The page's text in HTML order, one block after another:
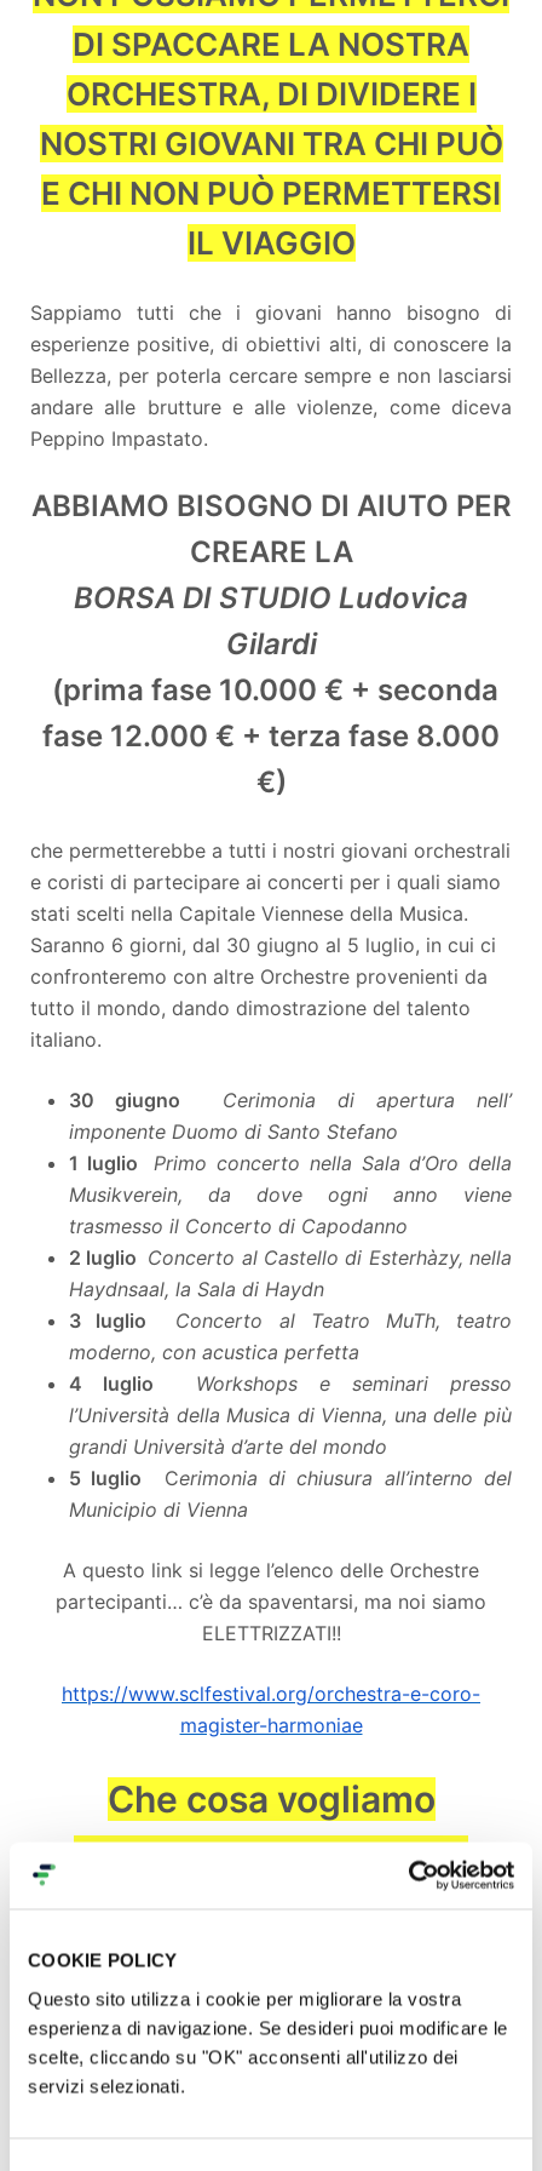
COOKIE POLICY
Questo sito utilizza i cookie per migliorare la vostra
esperienza di navigazione. Se desideri puoi modificare le
scelte, cliccando su "OK" acconsenti all'utilizzo dei
servizi selezionati.
DI SPACCARE LA NOSTRA
ORCHESTRA, DI DIVIDERE I
NOSTRI GIOVANI TRA CHI PUÒ
E CHI NON PUÒ PERMETTERSI
IL VIAGGIO
Sappiamo tutti che i giovani hanno bisogno di
esperienze positive, di obiettivi alti, di conoscere la
Bellezza, per poterla cercare sempre e non lasciarsi
andare alle brutture e alle violenze, come diceva
Peppino Impastato.
ABBIAMO BISOGNO DI AIUTO PER
CREARE LA
BORSA DI STUDIO Ludovica
Gilardi
(prima fase 10.000 € + seconda
fase 12.000 € + terza fase 8.000
€)
che permetterebbe a tutti i nostri giovani orchestrali
e coristi di partecipare ai concerti per i quali siamo
stati scelti nella Capitale Viennese della Musica.
Saranno 6 giorni, dal 30 giugno al 5 luglio, in cui ci
confronteremo con altre Orchestre provenienti da
tutto il mondo, dando dimostrazione del talento
italiano.
30 giugno Cerimonia di apertura nell’
imponente Duomo di Santo Stefano
1 luglio Primo concerto nella Sala d’Oro della
Musikverein, da dove ogni anno viene
trasmesso il Concerto di Capodanno
2 luglio Concerto al Castello di Esterhàzy, nella
Haydnsaal, la Sala di Haydn
3 luglio Concerto al Teatro MuTh, teatro
moderno, con acustica perfetta
4 luglio Workshops e seminari presso
l’Università della Musica di Vienna, una delle più
grandi Università d’arte del mondo
5 luglio Cerimonia di chiusura all’interno del
Municipio di Vienna
A questo link si legge l’elenco delle Orchestre
partecipanti… c’è da spaventarsi, ma noi siamo
ELETTRIZZATI!!
https://www.sclfestival.org/orchestra-e-coro-
magister-harmoniae
Che cosa vogliamo
realizzare grazie al tuo
PRIMA FASE: traguardo di 10.000
€